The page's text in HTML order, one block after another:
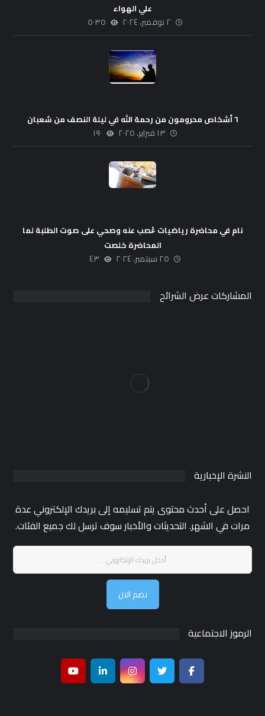
علي الهواء
٢ نوفمبر، ٢٠٢٤ ٥٠٣٥
٦ أشخاص محرومون من رحمة الله في ليلة النصف من شعبان
١٣ فبراير، ٢٠٢٥ ١٩٠
نام في محاضرة رياضيات ڠصب عنه وصحي على صوت الطلبة لما
المحاضرة خلصت
٢٥ سبتمبر، ٢٠٢٤ ٤٣
المشاركات عرض الشرائح
النشرة الإخبارية
احصل على أحدث محتوى يتم تسليمه إلى بريدك الإلكتروني عدة
مرات في الشهر. التحديثات والأخبار سوف ترسل لك جميع الفئات.
نضم الان
الرموز الاجتماعية